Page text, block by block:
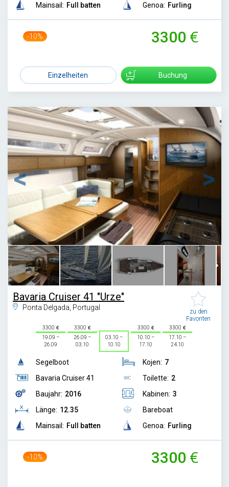
Mainsail: Full batten
Genoa: Furling
-10% 3300
Einzelheiten Buchung
1/8
Bavaria Cruiser 41 "Urze"
Ponta Delgada, Portugal
zu den
Favoriten
3300
19.09 –
26.09
3300
26.09 –
03.10
03.10 –
10.10
3300
10.10 –
17.10
3300
17.10 –
24.10
Segelboot
Bavaria Cruiser 41
Baujahr: 2016
Länge: 12.35
Mainsail: Full batten
Kojen: 7
Toilette: 2
Kabinen: 3
Bareboat
Genoa: Furling
-10% 3300